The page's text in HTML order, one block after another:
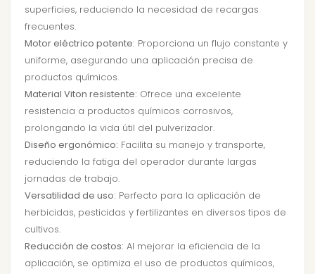
superficies, reduciendo la necesidad de recargas
frecuentes.
Motor eléctrico potente: Proporciona un flujo constante y
uniforme, asegurando una aplicación precisa de
productos químicos.
Material Viton resistente: Ofrece una excelente
resistencia a productos químicos corrosivos,
prolongando la vida útil del pulverizador.
Diseño ergonómico: Facilita su manejo y transporte,
reduciendo la fatiga del operador durante largas
jornadas de trabajo.
Versatilidad de uso: Perfecto para la aplicación de
herbicidas, pesticidas y fertilizantes en diversos tipos de
cultivos.
Reducción de costos: Al mejorar la eficiencia de la
aplicación, se optimiza el uso de productos químicos,